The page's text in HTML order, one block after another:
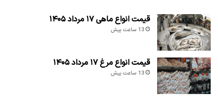
قیمت انواع ماهی ۱۷ مرداد ۱۴۰۵
13 ساعت پیش
قیمت انواع مرغ ۱۷ مرداد ۱۴۰۵
13 ساعت پیش